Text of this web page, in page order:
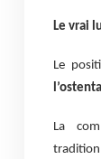
Le vrai
Le
La